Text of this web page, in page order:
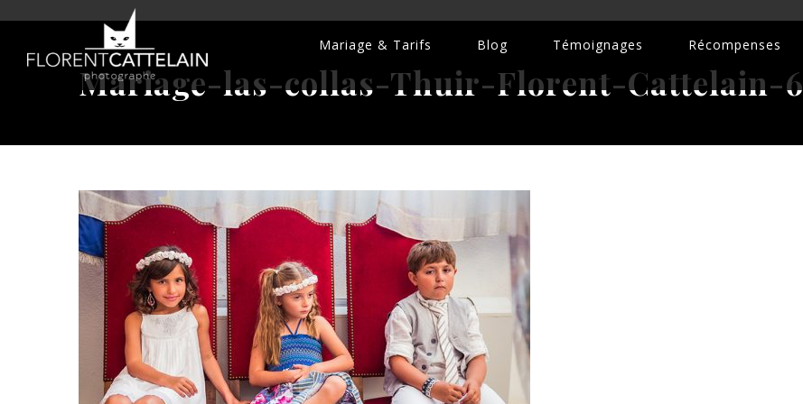
Mariage & Tarifs Blog Témoignages Récompenses
Mariage-las-collas-Thuir-Florent-Cattelain-6